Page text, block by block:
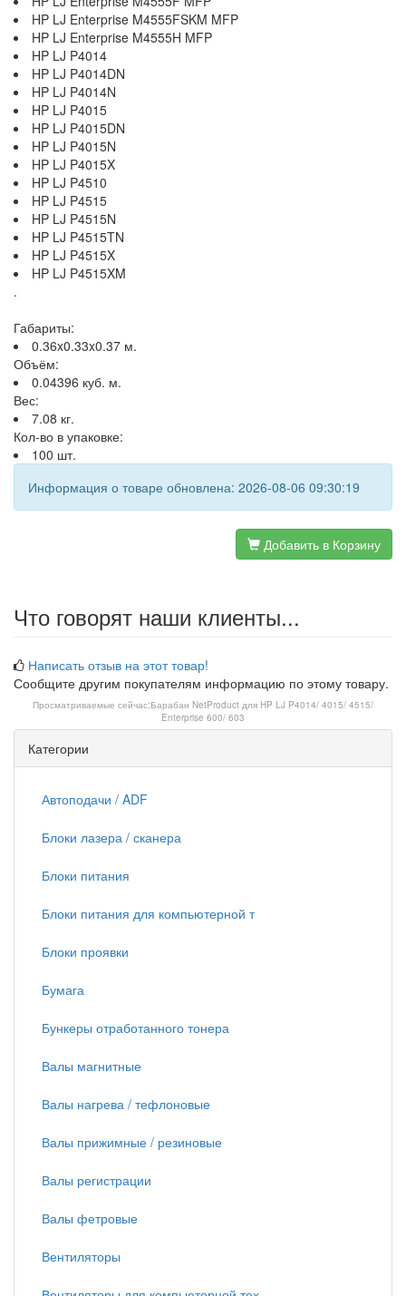
HP LJ Enterprise M4555FSKM MFP
HP LJ Enterprise M4555H MFP
HP LJ P4014
HP LJ P4014DN
HP LJ P4014N
HP LJ P4015
HP LJ P4015DN
HP LJ P4015N
HP LJ P4015X
HP LJ P4510
HP LJ P4515
HP LJ P4515N
HP LJ P4515TN
HP LJ P4515X
HP LJ P4515XM
.
Габариты:
0.36x0.33x0.37 м.
Объём:
0.04396 куб. м.
Вес:
7.08 кг.
Кол-во в упаковке:
100 шт.
Информация о товаре обновлена: 2026-08-06 09:30:19
Добавить в Корзину
Что говорят наши клиенты...
Написать отзыв на этот товар!
Сообщите другим покупателям информацию по этому товару.
Просматриваемые сейчас:Барабан NetProduct для HP LJ P4014/ 4015/ 4515/
Enterprise 600/ 603
Категории
Автоподачи / ADF
Блоки лазера / сканера
Блоки питания
Блоки питания для компьютерной т
Блоки проявки
Бумага
Бункеры отработанного тонера
Валы магнитные
Валы нагрева / тефлоновые
Валы прижимные / резиновые
Валы регистрации
Валы фетровые
Вентиляторы